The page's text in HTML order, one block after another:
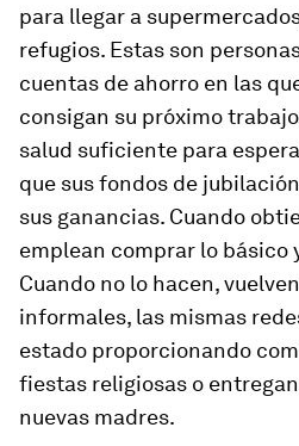
para llegar a
refugios. Estas son
cuentas de ahorro en las
consigan su próximo
salud suficiente para
que sus fondos de
sus ganancias. Cuando
emplean comprar lo básico
Cuando no lo hacen,
informales, las mismas
estado proporcionando
fiestas religiosas o
nuevas madres.